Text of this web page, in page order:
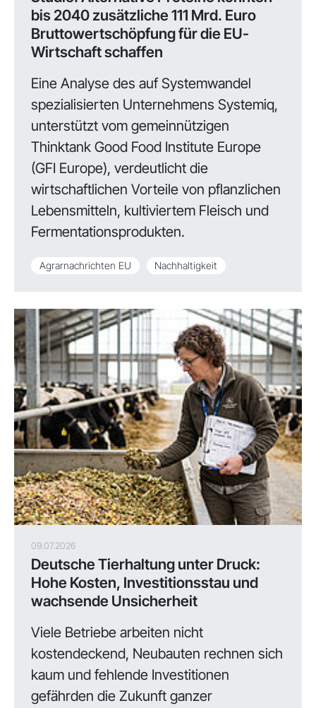
bis 2040 zusätzliche 111 Mrd. Euro
Bruttowertschöpfung für die EU-
Wirtschaft schaffen
Eine Analyse des auf Systemwandel
spezialisierten Unternehmens Systemiq,
unterstützt vom gemeinnützigen
Thinktank Good Food Institute Europe
(GFI Europe), verdeutlicht die
wirtschaftlichen Vorteile von pflanzlichen
Lebensmitteln, kultiviertem Fleisch und
Fermentationsprodukten.
Agrarnachrichten EU Nachhaltigkeit
09.07.2026
Deutsche Tierhaltung unter Druck:
Hohe Kosten, Investitionsstau und
wachsende Unsicherheit
Viele Betriebe arbeiten nicht
kostendeckend, Neubauten rechnen sich
kaum und fehlende Investitionen
gefährden die Zukunft ganzer